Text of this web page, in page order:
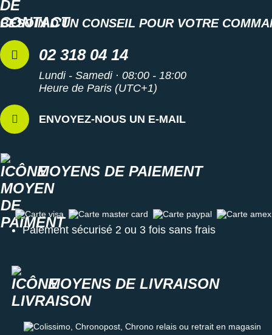
BESOIN D'UN CONSEIL POUR VOTRE
02 318 04 14
Lundi - Samedi · 08:00 - 18:00
Heure de Paris (UTC+1)
ENVOYEZ-NOUS UN E-MAIL
MOYENS DE PAIEMENT
Carte visa Carte master card Carte paypal Carte amex
Paiement sécurisé 2 ou 3 fois sans frais
MOYENS DE LIVRAISON
Colissimo, Chronopost, Chrono relais ou retrait en magasin